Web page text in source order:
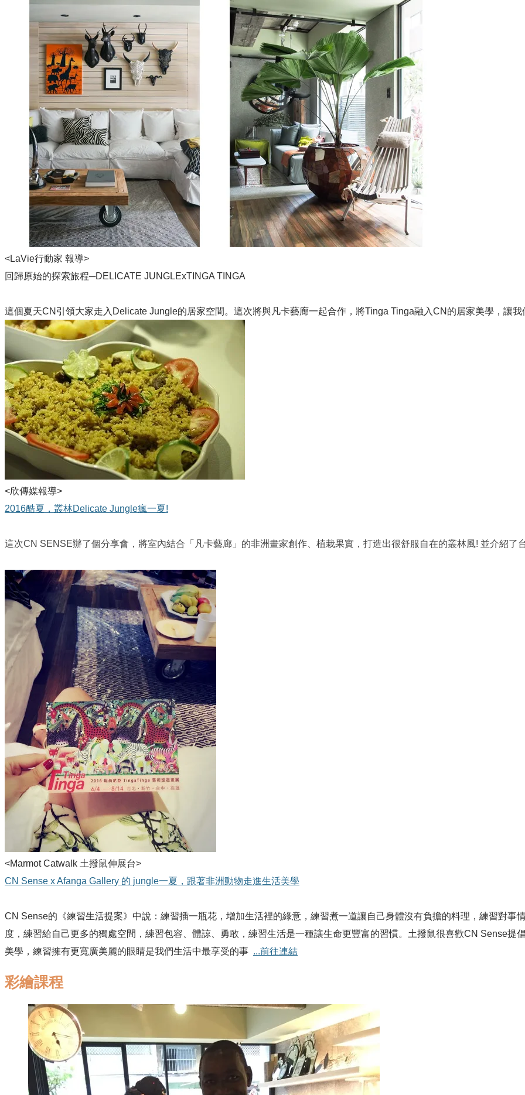
<LaVie行動家 報導>
回歸原始的探索旅程─DELICATE JUNGLExTINGA TINGA
這個夏天CN引領大家走入Delicate Jungle的居家空間。這次將與凡卡藝廊一起合作，將Tinga Tinga融入CN的居家美學，讓
<欣傳媒報導>
2016酷夏，叢林Delicate Jungle瘋一夏!
這次CN SENSE辦了個分享會，將室內結合「凡卡藝廊」的非洲畫家創作、植栽果實，打造出很舒服自在的叢林風! 並介紹
<Marmot Catwalk 土撥鼠伸展台>
CN Sense x Afanga Gallery 的 jungle一夏，跟著非洲動物走進生活美學
CN Sense的《練習生活提案》中說：練習插一瓶花，增加生活裡的綠意，練習煮一道讓自己身體沒有負擔的料理，練習對事
度，練習給自己更多的獨處空間，練習包容、體諒、勇敢，練習生活是一種讓生命更豐富的習慣。土撥鼠很喜歡CN Sense提
美學，練習擁有更寬廣美麗的眼睛是我們生活中最享受的事 ...前往連結
彩繪課程